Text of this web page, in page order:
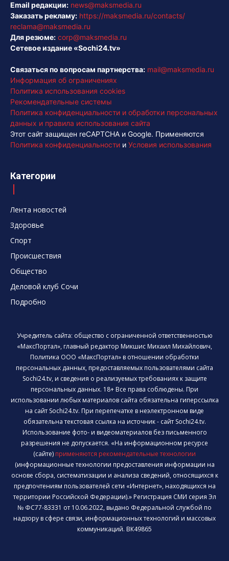
Email редакции: news@maksmedia.ru
Заказать рекламу: https://maksmedia.ru/contacts/
reclama@maksmedia.ru
Для резюме: corp@maksmedia.ru
Сетевое издание «Sochi24.tv»
Связаться по вопросам партнерства: mail@maksmedia.ru
Информация об ограничениях
Политика использования cookies
Рекомендательные системы
Политика конфиденциальности и обработки персональных
данных и правила использования сайта
Этот сайт защищен reCAPTCHA и Google. Применяются
Политика конфиденциальности и Условия использования
Категории
Лента новостей
Здоровье
Спорт
Происшествия
Общество
Деловой клуб Сочи
Подробно
Учредитель сайта: общество с ограниченной ответственностью
«МаксПортал», главный редактор Микшис Михаил Михайлович,
Политика ООО «МаксПортал» в отношении обработки
персональных данных, предоставляемых пользователями сайта
Sochi24.tv, и сведения о реализуемых требованиях к защите
персональных данных. 18+ Все права соблюдены. При
использовании любых материалов сайта обязательна гиперссылка
на сайт Sochi24.tv. При перепечатке в неэлектронном виде
обязательна текстовая ссылка на источник - сайт Sochi24.tv.
Использование фото- и видеоматериалов без письменного
разрешения не допускается. «На информационном ресурсе
(сайте) применяются рекомендательные технологии
(информационные технологии предоставления информации на
основе сбора, систематизации и анализа сведений, относящихся к
предпочтениям пользователей сети «Интернет», находящихся на
территории Российской Федерации).» Регистрация СМИ серия Эл
№ ФС77-83331 от 10.06.2022, выдано Федеральной службой по
надзору в сфере связи, информационных технологий и массовых
коммуникаций. ВК49865